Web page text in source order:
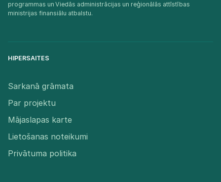
programmas un Viedās administrācijas un reģionālās attīstības
ministrijas finansiālu atbalstu.​
HIPERSAITES
Sarkanā grāmata
Par projektu
Mājaslapas karte
Lietošanas noteikumi
Privātuma politika